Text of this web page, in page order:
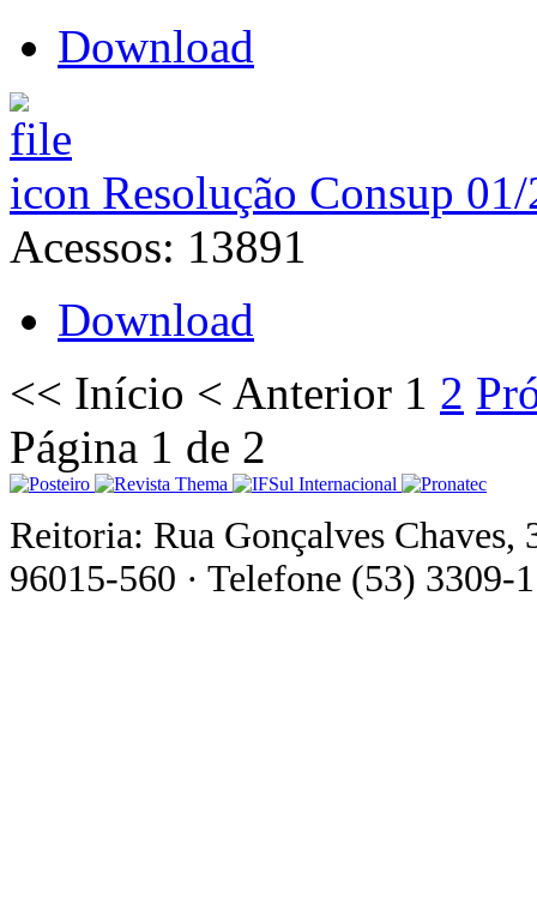
Download
Resolução Consup
Acessos: 13891
Download
<< Início < Anterior 1 2
Página 1 de 2
Reitoria: Rua Gonçalves
96015-560 · Telefone (53) 3309-